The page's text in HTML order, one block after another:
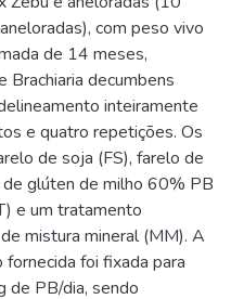
com peso vivo
de 14 meses,
Brachiaria decumbens
inteiramente
e quatro repetições. Os
de soja (FS), farelo de
glúten de milho 60% PB
e um tratamento
mistura mineral (MM). A
foi fixada para
de PB/dia, sendo